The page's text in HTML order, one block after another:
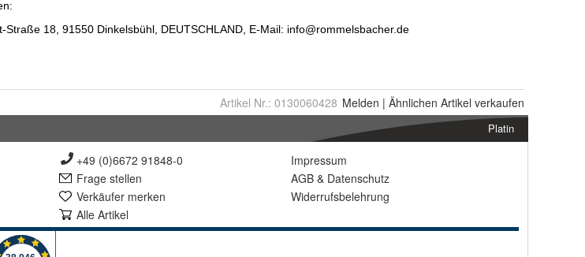
Artikel Nr.: 0130060428 Melden | Ähnlichen Artikel verkaufen
Platin
+49 (0)6672 91848-0
Frage stellen
Verkäufer merken
Alle Artikel
Impressum
AGB & Datenschutz
Widerrufsbelehrung